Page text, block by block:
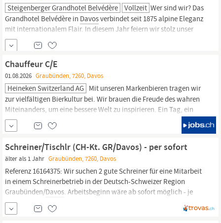
Steigenberger Grandhotel Belvédère Vollzeit Wer sind wir? Das
Grandhotel Belvédère in Davosverbindet seit 1875 alpine Eleganz
mit internationalem Flair. In diesem Jahr feiern wir stolz unser
150-jähriges Jubiläum - eine Geschichte voller Gastfreundschaft,
Tradition und einzigartiger Erlebnisse. Mitten im Herzen von
Graubünden gelegen, ist
Chauffeur C/E
01.08.2026 Graubünden, 7260, Davos
Heineken Switzerland AG Mit unseren Markenbieren tragen wir
zur vielfältigen Bierkultur bei. Wir brauen die Freude des wahren
Miteinanders, um eine bessere Welt zu inspirieren. Ein Tag, ein
Bier, ein Prost nach dem anderen. Für unsere Tochtergesellschaft
Stardrinks AG suchen wir am Standort
in Festanstellung
eine selbständige und motivierte Person als Chauffeur C/E (m/w)
Schreiner/Tischlr (CH-Kt. GR/Davos) - per sofort
älter als 1 Jahr Graubünden, 7260, Davos
Referenz 16164375: Wir suchen 2 gute Schreiner für eine Mitarbeit
in einem Schreinerbetrieb in der Deutsch-Schweizer Region
Graubünden/Davos. Arbeitsbeginn wäre ab sofort möglich - je
nach direkter Vereinbarung mit Schweizer Arbeitgeber. Wir sind
eine private Personal- und Arbeitsvermittlung in der Region